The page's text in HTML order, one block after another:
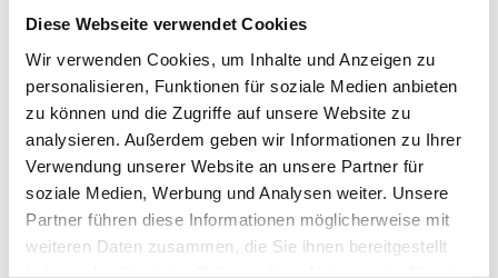
Diese Webseite verwendet Cookies
Wir verwenden Cookies, um Inhalte und Anzeigen zu
personalisieren, Funktionen für soziale Medien anbieten
zu können und die Zugriffe auf unsere Website zu
analysieren. Außerdem geben wir Informationen zu Ihrer
Verwendung unserer Website an unsere Partner für
soziale Medien, Werbung und Analysen weiter. Unsere
Partner führen diese Informationen möglicherweise mit
weiteren Daten zusammen, die Sie ihnen bereitgestellt
Übernahmemöglichkeit beim Kundenbetrieb
Persönliche Betreuung durch dein PSH-Team vor Ort
Teamgeist & gelebte Loyalität im täglichen
Miteinander
Ansprechpartner
Fatma Bayramcavus
Personaldisponentin